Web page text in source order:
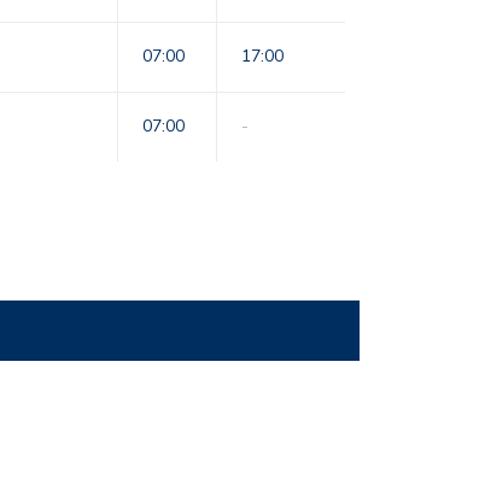
07:00 17:00
07:00 -